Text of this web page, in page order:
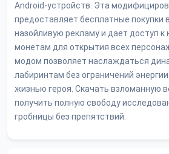
Android-устройств. Эта
предоставляет бесплатные покупки
назойливую рекламу и дает доступ к
монетам для открытия всех
модом позволяет наслаждаться
лабиринтам без ограничений
жизнью героя. Скачать взломанную
получить полную свободу
гробницы без препятствий.